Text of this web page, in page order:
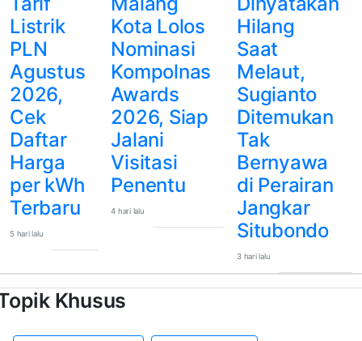
Listrik
PLN
Agustus
2026,
Cek
Daftar
Harga
per kWh
Terbaru
5 hari lalu
Kota Lolos
Nominasi
Kompolnas
Awards
2026, Siap
Jalani
Visitasi
Penentu
4 hari lalu
Hilang
Saat
Melaut,
Sugianto
Ditemukan
Tak
Bernyawa
di Perairan
Jangkar
Situbondo
3 hari lalu
Khusus